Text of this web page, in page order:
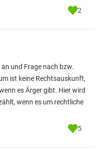
2
und Frage nach bzw.
ist keine Rechtsauskunft,
es Ärger gibt. Hier wird
wenn es um rechtliche
5